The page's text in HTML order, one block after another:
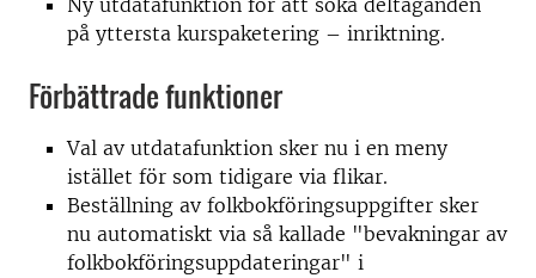
Ny utdatafunktion för att söka deltaganden
på yttersta kurspaketering – inriktning.
Förbättrade funktioner
Val av utdatafunktion sker nu i en meny
istället för som tidigare via flikar.
Beställning av folkbokföringsuppgifter sker
nu automatiskt via så kallade "bevakningar av
folkbokföringsuppdateringar" i